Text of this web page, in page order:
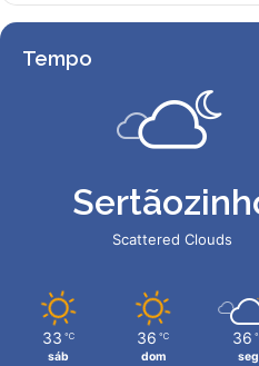
a
Tempo
Scattered Clouds
33 ℃
sáb
36 ℃
dom
36
seg